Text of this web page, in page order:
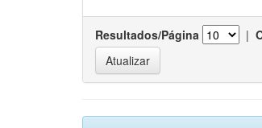
Resultados/Página |